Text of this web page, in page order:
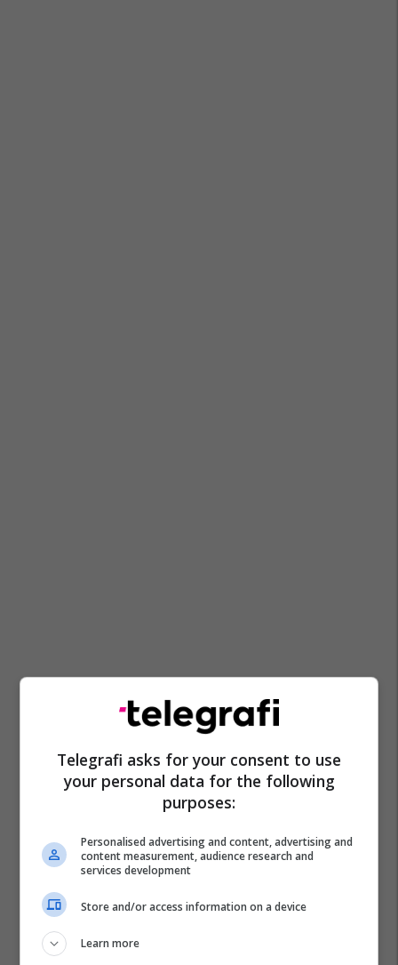
Telegrafi asks for your consent to use
your personal data for the following
purposes:
Personalised advertising and content, advertising and
content measurement, audience research and
services development
Store and/or access information on a device
Learn more